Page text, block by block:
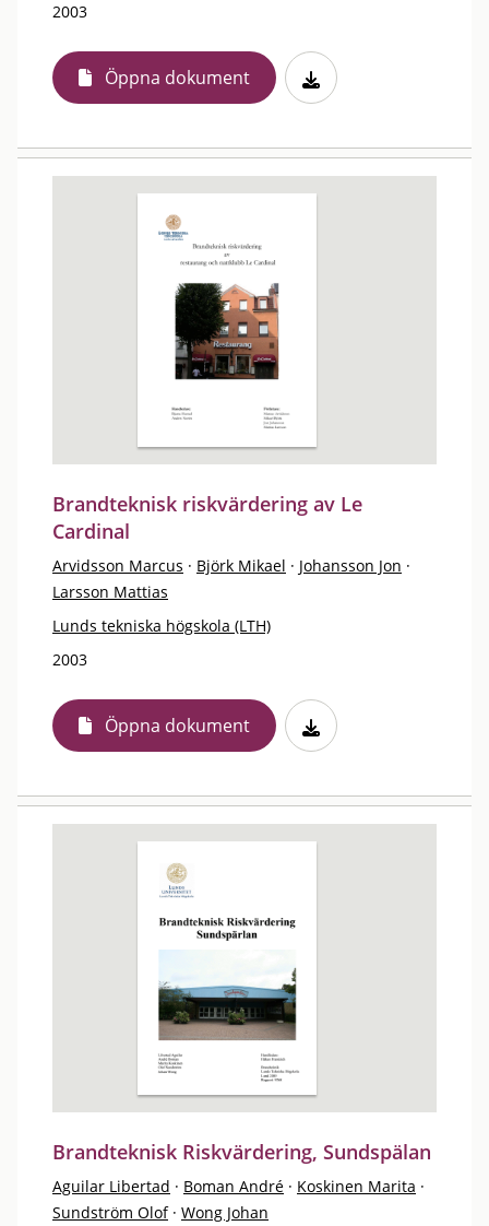
2003
Öppna dokument
Brandteknisk riskvärdering av Le
Cardinal
Arvidsson Marcus · Björk Mikael · Johansson Jon ·
Larsson Mattias
Lunds tekniska högskola (LTH)
2003
Öppna dokument
Brandteknisk Riskvärdering, Sundspälan
Aguilar Libertad · Boman André · Koskinen Marita ·
Sundström Olof · Wong Johan